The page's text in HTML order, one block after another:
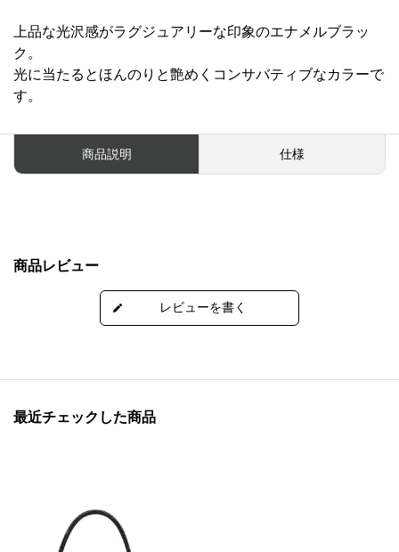
上品な光沢感がラグジュアリーな印象のエナメルブラッ
ク。
光に当たるとほんのりと艶めくコンサバティブなカラーで
す。
商品説明 仕様
商品レビュー
最近チェックした商品